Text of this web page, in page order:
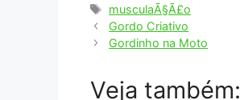
Tags
musculaÃ§Ã£o
Gordo Criativo
Gordinho na Moto
Veja também: